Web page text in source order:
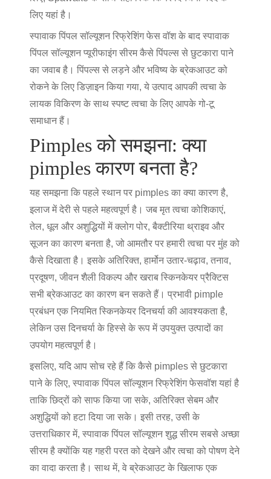
लिए यहां है।
स्पावाक पिंपल सॉल्यूशन रिफ्रेशिंग फेस वॉश के बाद स्पावाक
पिंपल सॉल्यूशन प्यूरीफाइंग सीरम कैसे पिंपल्स से छुटकारा पाने
का जवाब है। पिंपल्स से लड़ने और भविष्य के ब्रेकआउट को
रोकने के लिए डिज़ाइन किया गया, ये उत्पाद आपकी त्वचा के
लायक विकिरण के साथ स्पष्ट त्वचा के लिए आपके गो-टू
समाधान हैं।
Pimples को समझना: क्या
pimples कारण बनता है?
यह समझना कि पहले स्थान पर pimples का क्या कारण है,
इलाज में देरी से पहले महत्वपूर्ण है। जब मृत त्वचा कोशिकाएं,
तेल, धूल और अशुद्धियों में क्लोग पोर, बैक्टीरिया थ्राइव और
सूजन का कारण बनता है, जो आमतौर पर हमारी त्वचा पर मुंह को
कैसे दिखाता है। इसके अतिरिक्त, हार्मोन उतार-चढ़ाव, तनाव,
प्रदूषण, जीवन शैली विकल्प और खराब स्किनकेयर प्रैक्टिस
सभी ब्रेकआउट का कारण बन सकते हैं। प्रभावी pimple
प्रबंधन एक नियमित स्किनकेयर दिनचर्या की आवश्यकता है,
लेकिन उस दिनचर्या के हिस्से के रूप में उपयुक्त उत्पादों का
उपयोग महत्वपूर्ण है।
इसलिए, यदि आप सोच रहे हैं कि कैसे pimples से छुटकारा
पाने के लिए, स्पावाक पिंपल सॉल्यूशन रिफ्रेशिंग फेसवॉश यहां है
ताकि छिद्रों को साफ किया जा सके, अतिरिक्त सेबम और
अशुद्धियों को हटा दिया जा सके। इसी तरह, उसी के
उत्तराधिकार में, स्पावाक पिंपल सॉल्यूशन शुद्ध सीरम सबसे अच्छा
सीरम है क्योंकि यह गहरी परत को देखने और त्वचा को पोषण देने
का वादा करता है। साथ में, वे ब्रेकआउट के खिलाफ एक